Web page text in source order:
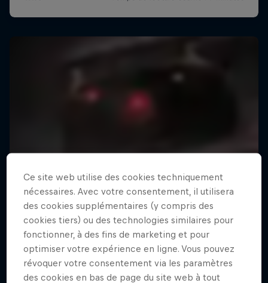
Ce site web utilise des cookies techniquement
nécessaires. Avec votre consentement, il utilisera
des cookies supplémentaires (y compris des
cookies tiers) ou des technologies similaires pour
fonctionner, à des fins de marketing et pour
optimiser votre expérience en ligne. Vous pouvez
révoquer votre consentement via les paramètres
des cookies en bas de page du site web à tout